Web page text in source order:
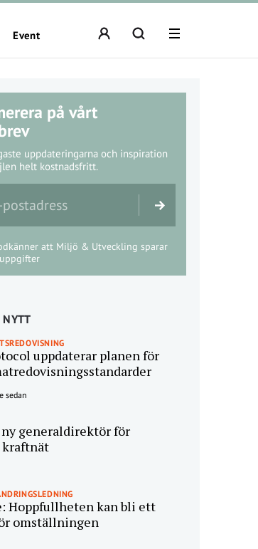
Event
på vårt
uppdateringarna och inspiration
helt kostnadsfritt.
att Miljö & Utveckling sparar
NYTT
uppdaterar planen för
sedan
generaldirektör för
kraftnät
Hoppfullheten kan bli ett
omställningen